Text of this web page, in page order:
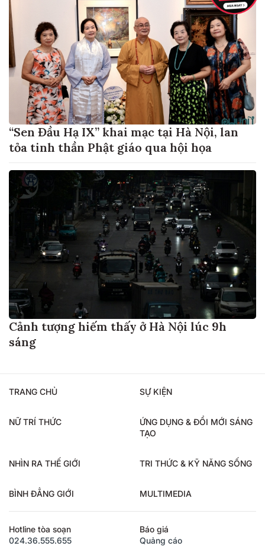
“Sen Đầu Hạ IX” khai mạc tại Hà Nội, lan
tỏa tinh thần Phật giáo qua hội họa
Cảnh tượng hiếm thấy ở Hà Nội lúc 9h
sáng
TRANG CHỦ SỰ KIỆN
NỮ TRÍ THỨC
ỨNG DỤNG & ĐỔI MỚI SÁNG
TẠO
NHÌN RA THẾ GIỚI TRI THỨC & KỸ NĂNG SỐNG
BÌNH ĐẲNG GIỚI MULTIMEDIA
Hotline tòa soạn
024.36.555.655
Báo giá
Quảng cáo